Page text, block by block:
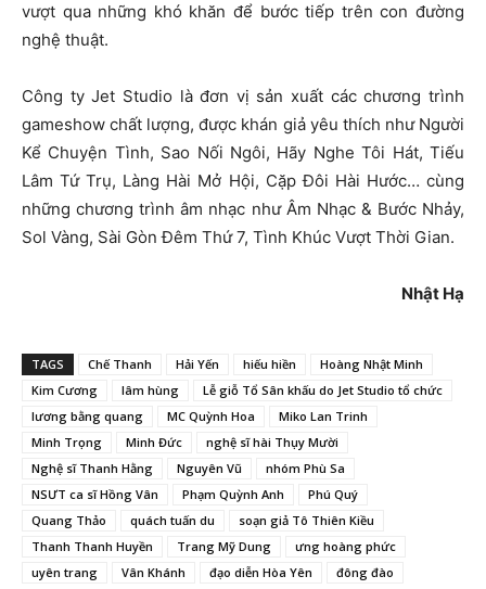
vượt qua những khó khăn để bước tiếp trên con đường
nghệ thuật.
Công ty Jet Studio là đơn vị sản xuất các chương trình
gameshow chất lượng, được khán giả yêu thích như Người
Kể Chuyện Tình, Sao Nối Ngôi, Hãy Nghe Tôi Hát, Tiếu
Lâm Tứ Trụ, Làng Hài Mở Hội, Cặp Đôi Hài Hước… cùng
những chương trình âm nhạc như Âm Nhạc & Bước Nhảy,
Sol Vàng, Sài Gòn Đêm Thứ 7, Tình Khúc Vượt Thời Gian.
Nhật Hạ
TAGS Chế Thanh Hải Yến hiếu hiền
Hoàng Nhật Minh
Kim Cương
lâm hùng
Lễ giỗ Tổ Sân khấu do Jet Studio tổ chức
lương bằng quang
MC Quỳnh Hoa
Miko Lan Trinh
Minh Trọng
Minh Đức
nghệ sĩ hài Thụy Mười
Nghệ sĩ Thanh Hằng
Nguyên Vũ
nhóm Phù Sa
NSƯT ca sĩ Hồng Vân
Phạm Quỳnh Anh
Phú Quý
Quang Thảo
quách tuấn du
soạn giả Tô Thiên Kiều
Thanh Thanh Huyền
Trang Mỹ Dung
ưng hoàng phức
uyên trang
Vân Khánh đạo diễn Hòa Yên đông đào